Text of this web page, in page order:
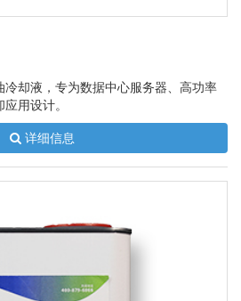
却液，专为数据中心服务器、高功率
用设计。
详细信息